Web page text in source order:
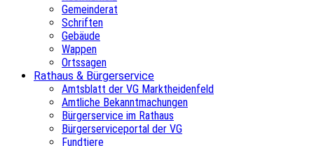
Gemeinderat
Schriften
Gebäude
Wappen
Ortssagen
Rathaus & Bürgerservice
Amtsblatt der VG Marktheidenfeld
Amtliche Bekanntmachungen
Bürgerservice im Rathaus
Bürgerserviceportal der VG
Fundtiere